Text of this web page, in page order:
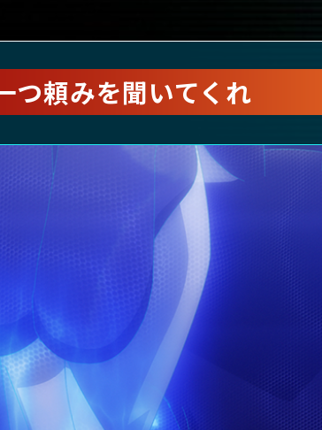
つ頼みを聞いてくれ